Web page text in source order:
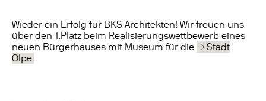
Wieder ein Erfolg für BKS Architekten! Wir freuen uns
über den 1.Platz beim Realisierungswettbewerb eines
neuen Bürgerhauses mit Museum für die
Stadt
Olpe .